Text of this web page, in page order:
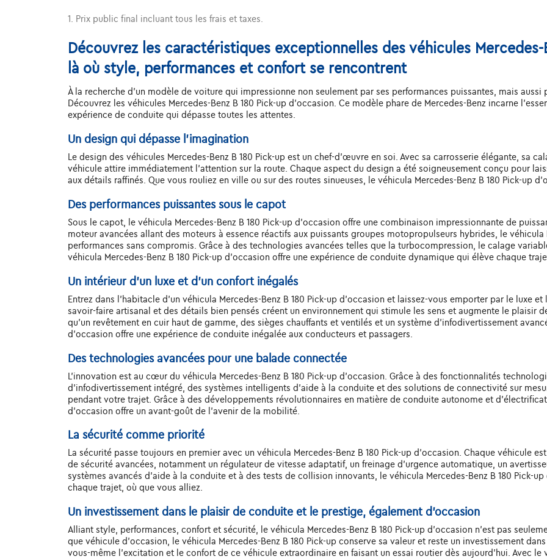
1. Prix public final incluant tous les frais et taxes.
Découvrez les caractéristiques exceptionnelles des véhicules
là où style, performances et confort se rencontrent
À la recherche d'un modèle de voiture qui impressionne non seulement par ses performances puissantes, mais aussi
Découvrez les véhicules Mercedes-Benz B 180 Pick-up d'occasion. Ce modèle phare de Mercedes-Benz incarne
expérience de conduite qui dépasse toutes les attentes.
Un design qui dépasse l'imagination
Le design des véhicules Mercedes-Benz B 180 Pick-up est un chef-d'œuvre en soi. Avec sa carrosserie élégante, sa
véhicule attire immédiatement l'attention sur la route. Chaque aspect du design a été soigneusement conçu pour
aux détails raffinés. Que vous rouliez en ville ou sur des routes sinueuses, le véhicula Mercedes-Benz B 180 Pick-up
Des performances puissantes sous le capot
Sous le capot, le véhicula Mercedes-Benz B 180 Pick-up d'occasion offre une combinaison impressionnante de
moteur avancées allant des moteurs à essence réactifs aux puissants groupes motopropulseurs hybrides, le véhicula
performances sans compromis. Grâce à des technologies avancées telles que la turbocompression, le calage
véhicula Mercedes-Benz B 180 Pick-up d'occasion offre une expérience de conduite dynamique qui élève chaque
Un intérieur d’un luxe et d’un confort inégalés
Entrez dans l'habitacle d'un véhicula Mercedes-Benz B 180 Pick-up d'occasion et laissez-vous emporter par le luxe
savoir-faire artisanal et des détails bien pensés créent un environnement qui stimule les sens et augmente le plaisir
qu'un revêtement en cuir haut de gamme, des sièges chauffants et ventilés et un système d'infodivertissement
d'occasion offre une expérience de conduite inégalée aux conducteurs et passagers.
Des technologies avancées pour une balade connectée
L'innovation est au cœur du véhicula Mercedes-Benz B 180 Pick-up d'occasion. Grâce à des fonctionnalités
d'infodivertissement intégré, des systèmes intelligents d'aide à la conduite et des solutions de connectivité sur
pendant votre trajet. Grâce à des développements révolutionnaires en matière de conduite autonome et
d'occasion offre un avant-goût de l'avenir de la mobilité.
La sécurité comme priorité
La sécurité passe toujours en premier avec un véhicula Mercedes-Benz B 180 Pick-up d'occasion. Chaque véhicule
de sécurité avancées, notamment un régulateur de vitesse adaptatif, un freinage d'urgence automatique, un
systèmes avancés d'aide à la conduite et à des tests de collision innovants, le véhicula Mercedes-Benz B 180 Pick-
chaque trajet, où que vous alliez.
Un investissement dans le plaisir de conduite et le prestige, également d'occasion
Alliant style, performances, confort et sécurité, le véhicula Mercedes-Benz B 180 Pick-up d'occasion n'est pas
que véhicule d'occasion, le véhicula Mercedes-Benz B 180 Pick-up conserve sa valeur et reste un investissement
vous-même l'excitation et le confort de ce véhicule extraordinaire en faisant un essai routier dès aujourd'hui. Avec le